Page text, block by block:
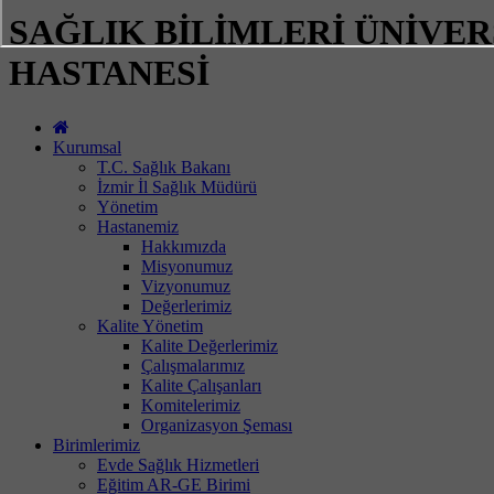
SAĞLIK BİLİMLERİ
HASTANESİ
Kurumsal
T.C. Sağlık Bakanı
İzmir İl Sağlık Müdürü
Yönetim
Hastanemiz
Hakkımızda
Misyonumuz
Vizyonumuz
Değerlerimiz
Kalite Yönetim
Kalite Değerlerimiz
Çalışmalarımız
Kalite Çalışanları
Komitelerimiz
Organizasyon Şeması
Birimlerimiz
Evde Sağlık Hizmetleri
Eğitim AR-GE Birimi